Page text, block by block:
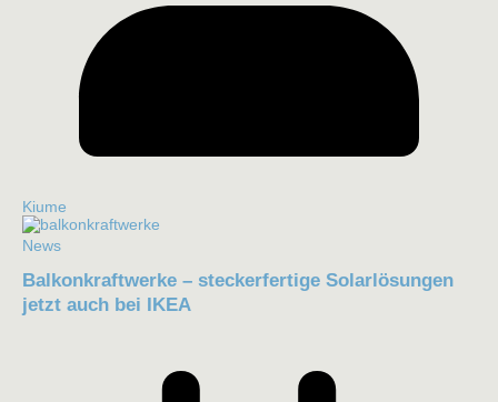
Kiume
News
Balkonkraftwerke – steckerfertige Solarlösungen
jetzt auch bei IKEA